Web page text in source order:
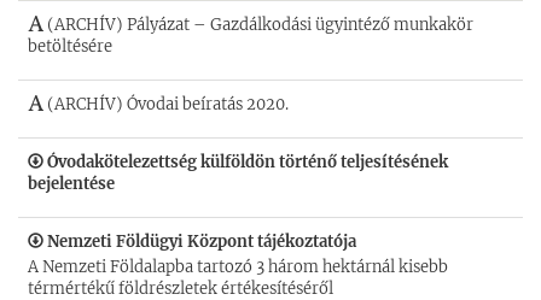
(ARCHÍV) Pályázat – Gazdálkodási ügyintéző munkakör
betöltésére
(ARCHÍV) Óvodai beíratás 2020.
Óvodakötelezettség külföldön történő teljesítésének
bejelentése
Nemzeti Földügyi Központ tájékoztatója
A Nemzeti Földalapba tartozó 3 három hektárnál kisebb
térmértékű földrészletek értékesítéséről